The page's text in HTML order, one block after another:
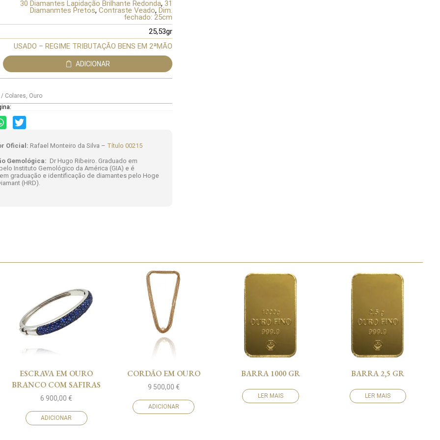
30 Diamantes Lapidação Brilhante Redonda, 31
Diamanmtes Pretos, Contraste Veado, Dim.
fechado: 25cm
25,53gr
USADO – REGIME TRIBUTAÇÃO BENS EM 2ªMÃO
ADICIONAR
Colares, Ouro
Oficial: Rafael Monteiro da Silva – Título 00215
Gemológica: Dr Hugo Ribeiro. Graduado em
Instituto Gemológico da América (GIA) e é
graduação e identificação de diamantes pelo Hoge
(HRD).
ESCRAVA EM OURO
BRANCO COM SAFIRAS
6 900,00€
ADICIONAR
CORDÃO EM OURO
9 500,00 €
ADICIONAR
BARRA 1000 GR
LER MAIS
BARRA 2,5 GR
LER MAIS